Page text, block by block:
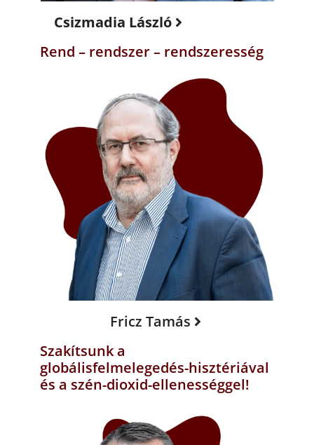
Csizmadia László
Rend – rendszer – rendszeresség
Fricz Tamás
Szakítsunk a
globálisfelmelegedés-hisztériával
és a szén-dioxid-ellenességgel!